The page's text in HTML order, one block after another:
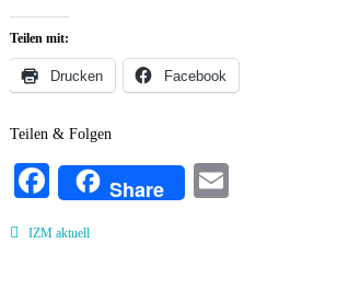
Teilen mit:
Drucken Facebook
Teilen & Folgen
Fa
bo
Share
IZM aktuell